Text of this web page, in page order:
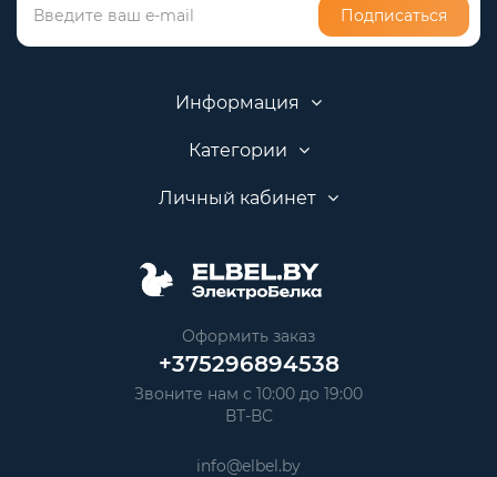
Подписаться
Информация
Категории
Личный кабинет
Оформить заказ
+375296894538
Звоните нам с 10:00 до 19:00
ВТ-ВС
info@elbel.by